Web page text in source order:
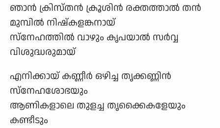
ഞാൻ ക്രിസ്തൻ ക്രൂശിൻ രക്തത്താൽ തൻ
മുമ്പിൽ നിഷ്കളങ്കനായ്‌
സ്നേഹത്തിൽ വാഴും കൃപയാൽ സർവ്വ
വിശുദ്ധരുമായ്
എനിക്കായ് കണ്ണീർ ഒഴിച്ച തൃക്കണ്ണിൻ
സ്നേഹശോഭയും
ആണികളാലെ തുളച്ച തൃക്കൈകളേയും
കണ്ടീടും